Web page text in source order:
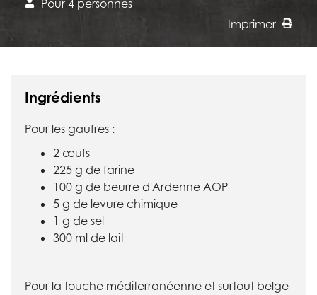
Pour 4 personnes
Imprimer
Ingrédients
Pour les gaufres :
2 œufs
225 g de farine
100 g de beurre d'Ardenne AOP
5 g de levure chimique
1 g de sel
300 ml de lait
Pour la touche méditerranéenne et surtout belge